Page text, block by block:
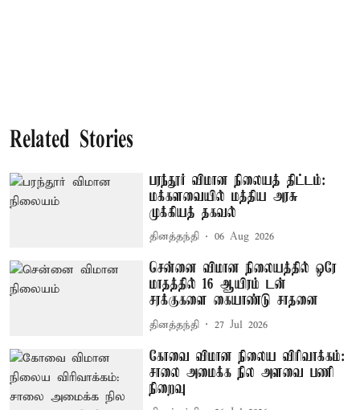
Related Stories
பரந்தூர் விமான நிலையத் திட்டம்:
மக்களவையில் மத்திய அரசு
முக்கியத் தகவல்
தினத்தந்தி 06 Aug 2026
சென்னை விமான நிலையத்தில் ஒரே
மாதத்தில் 16 ஆயிரம் டன்
சரக்குகளை கையாண்டு சாதனை
தினத்தந்தி 27 Jul 2026
கோவை விமான நிலைய விரிவாக்கம்:
சாலை அமைக்க நில அளவை பணி
நிறைவு